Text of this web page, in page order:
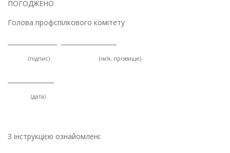
ПОГОДЖЕНО
Голова профспілкового комітету
(підпис) (ім'я, прізвище)
(дата)
З інструкцією ознайомлені: